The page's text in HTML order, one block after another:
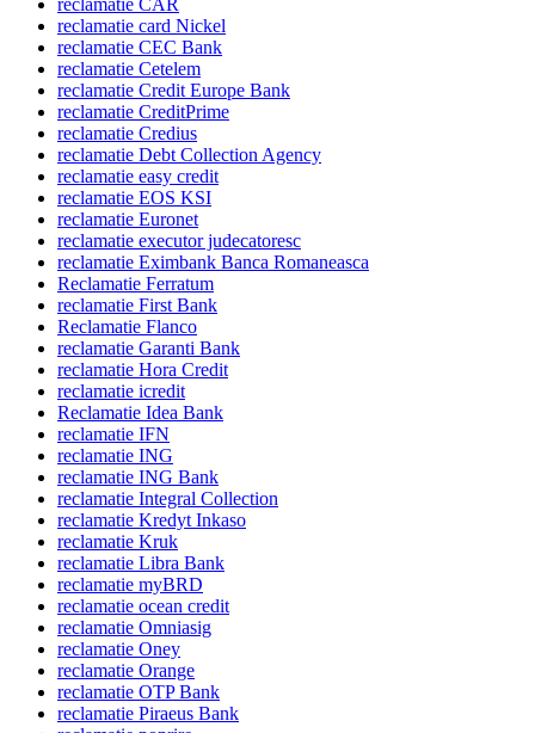
reclamatie CAR
reclamatie card Nickel
reclamatie CEC Bank
reclamatie Cetelem
reclamatie Credit Europe Bank
reclamatie CreditPrime
reclamatie Credius
reclamatie Debt Collection Agency
reclamatie easy credit
reclamatie EOS KSI
reclamatie Euronet
reclamatie executor judecatoresc
reclamatie Eximbank Banca Romaneasca
Reclamatie Ferratum
reclamatie First Bank
Reclamatie Flanco
reclamatie Garanti Bank
reclamatie Hora Credit
reclamatie icredit
Reclamatie Idea Bank
reclamatie IFN
reclamatie ING
reclamatie ING Bank
reclamatie Integral Collection
reclamatie Kredyt Inkaso
reclamatie Kruk
reclamatie Libra Bank
reclamatie myBRD
reclamatie ocean credit
reclamatie Omniasig
reclamatie Oney
reclamatie Orange
reclamatie OTP Bank
reclamatie Piraeus Bank